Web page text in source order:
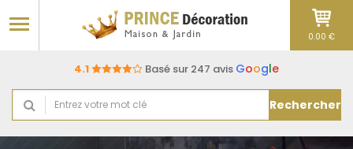
4.1 Basé sur 247 avis Google
Rechercher
0.00 €